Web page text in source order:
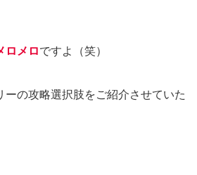
ロメロですよ（笑）
ーの攻略選択肢をご紹介させていた